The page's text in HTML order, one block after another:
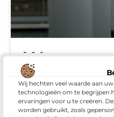
Wij hechten veel waarde aan
technologieën om te begrijpen
ervaringen voor u te creëren.
worden gebruikt, zoals
Waarom
voor een
label